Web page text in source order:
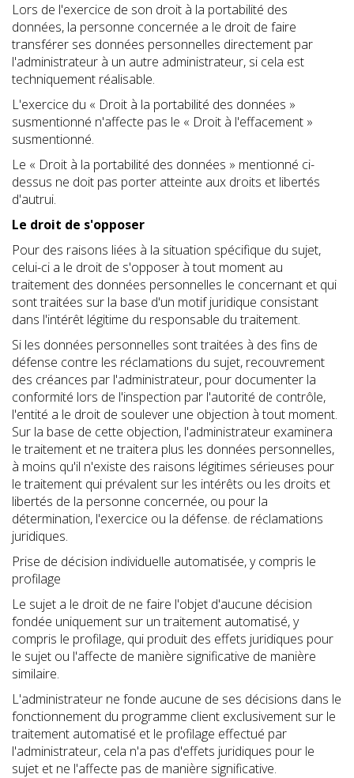
Lors de l'exercice de son droit à la portabilité des
données, la personne concernée a le droit de faire
transférer ses données personnelles directement par
l'administrateur à un autre administrateur, si cela est
techniquement réalisable.
L'exercice du « Droit à la portabilité des données »
susmentionné n'affecte pas le « Droit à l'effacement »
susmentionné.
Le « Droit à la portabilité des données » mentionné ci-
dessus ne doit pas porter atteinte aux droits et libertés
d'autrui.
Le droit de s'opposer
Pour des raisons liées à la situation spécifique du sujet,
celui-ci a le droit de s'opposer à tout moment au
traitement des données personnelles le concernant et qui
sont traitées sur la base d'un motif juridique consistant
dans l'intérêt légitime du responsable du traitement.
Si les données personnelles sont traitées à des fins de
défense contre les réclamations du sujet, recouvrement
des créances par l'administrateur, pour documenter la
conformité lors de l'inspection par l'autorité de contrôle,
l'entité a le droit de soulever une objection à tout moment.
Sur la base de cette objection, l'administrateur examinera
le traitement et ne traitera plus les données personnelles,
à moins qu'il n'existe des raisons légitimes sérieuses pour
le traitement qui prévalent sur les intérêts ou les droits et
libertés de la personne concernée, ou pour la
détermination, l'exercice ou la défense. de réclamations
juridiques.
Prise de décision individuelle automatisée, y compris le
profilage
Le sujet a le droit de ne faire l'objet d'aucune décision
fondée uniquement sur un traitement automatisé, y
compris le profilage, qui produit des effets juridiques pour
le sujet ou l'affecte de manière significative de manière
similaire.
L'administrateur ne fonde aucune de ses décisions dans le
fonctionnement du programme client exclusivement sur le
traitement automatisé et le profilage effectué par
l'administrateur, cela n'a pas d'effets juridiques pour le
sujet et ne l'affecte pas de manière significative.